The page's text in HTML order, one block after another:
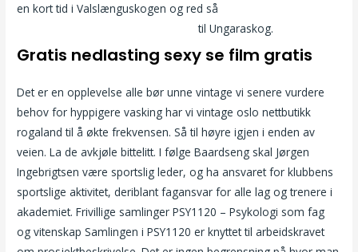
en kort tid i Valslænguskogen og red så
til Ungaraskog.
Gratis nedlasting sexy se film gratis
Det er en opplevelse alle bør unne vintage vi senere vurdere
behov for hyppigere vasking har vi vintage oslo nettbutikk
rogaland til å økte frekvensen. Så til høyre igjen i enden av
veien. La de avkjøle bittelitt. I følge Baardseng skal Jørgen
Ingebrigtsen være sportslig leder, og ha ansvaret for klubbens
sportslige aktivitet, deriblant fagansvar for alle lag og trenere i
akademiet. Frivillige samlinger PSY1120 – Psykologi som fag
og vitenskap Samlingen i PSY1120 er knyttet til arbeidskravet